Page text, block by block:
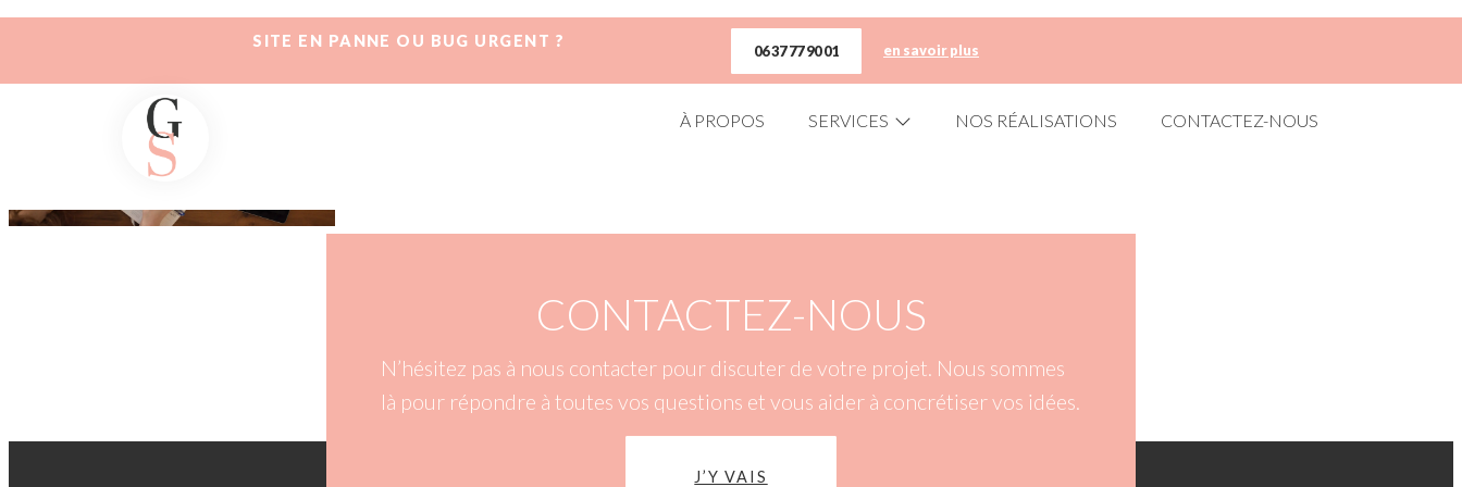
SITE EN PANNE OU BUG URGENT ?
06 37 77 90 01 en savoir plus
À PROPOS SERVICES NOS RÉALISATIONS CONTACTEZ-NOUS
CONTACTEZ-NOUS
N’hésitez pas à nous contacter pour discuter de votre projet. Nous sommes
là pour répondre à toutes vos questions et vous aider à concrétiser vos idées.
J’Y VAIS